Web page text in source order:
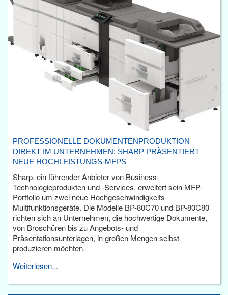
PROFESSIONELLE DOKUMENTENPRODUKTION
DIREKT IM UNTERNEHMEN: SHARP PRÄSENTIERT
NEUE HOCHLEISTUNGS-MFPS
Sharp, ein führender Anbieter von Business-
Technologieprodukten und -Services, erweitert sein MFP-
Portfolio um zwei neue Hochgeschwindigkeits-
Multifunktionsgeräte. Die Modelle BP-80C70 und BP-80C80
richten sich an Unternehmen, die hochwertige Dokumente,
von Broschüren bis zu Angebots- und
Präsentationsunterlagen, in großen Mengen selbst
produzieren möchten.
Weiterlesen...